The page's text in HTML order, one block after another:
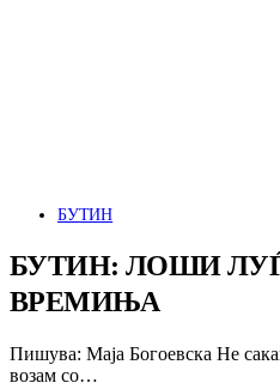
БУТИН
БУТИН: ЛОШИ
ВРЕМИЊА
Пишува: Маја Богоевска Не
возам со…